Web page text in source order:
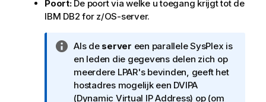
Poort:De poort via welke u toegang krijgt tot de
IBM DB2 for z/OS-server.
I
n
f
o
r
Als de server een parallele SysPlex is
en leden die gegevens delen zich op
meerdere LPAR's bevinden, geeft het
hostadres mogelijk een DVIPA
(Dynamic Virtual IP Address) op (om